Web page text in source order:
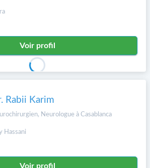
Voir profil
Rabii Karim
Neurologue à Casablanca
Hassani
Voir profil